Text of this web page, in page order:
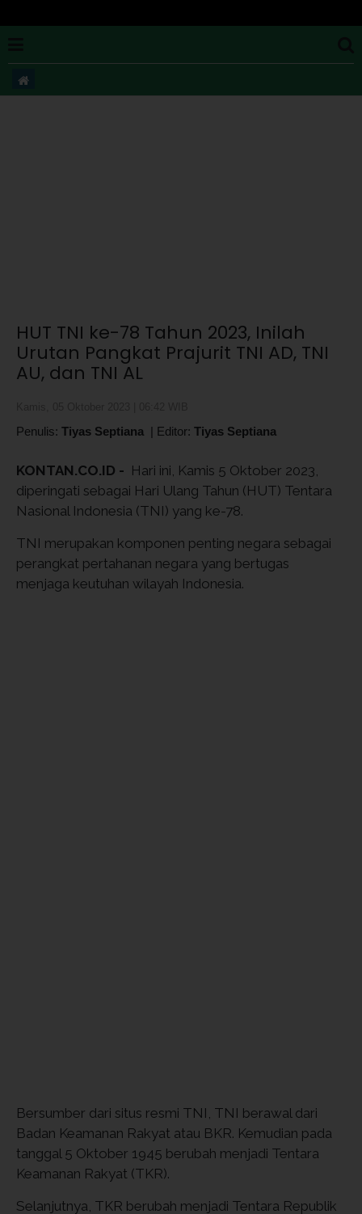
HUT TNI ke-78 Tahun 2023, Inilah
Urutan Pangkat Prajurit TNI AD, TNI
AU, dan TNI AL
Penulis: Tiyas Septiana | Editor: Tiyas Septiana
KONTAN.CO.ID - Hari ini, Kamis 5 Oktober 2023,
diperingati sebagai Hari Ulang Tahun (HUT) Tentara
Nasional Indonesia (TNI) yang ke-78.
TNI merupakan komponen penting negara sebagai
perangkat pertahanan negara yang bertugas
menjaga keutuhan wilayah Indonesia.
Bersumber dari situs resmi TNI, TNI berawal dari
Badan Keamanan Rakyat atau BKR. Kemudian pada
tanggal 5 Oktober 1945 berubah menjadi Tentara
Keamanan Rakyat (TKR).
Selanjutnya, TKR berubah menjadi Tentara Republik